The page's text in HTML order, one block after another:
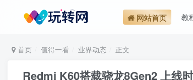
网站首页 教
首页 值得一看 业界动态 正文
Redmi K60搭载骁龙8Gen2 上线